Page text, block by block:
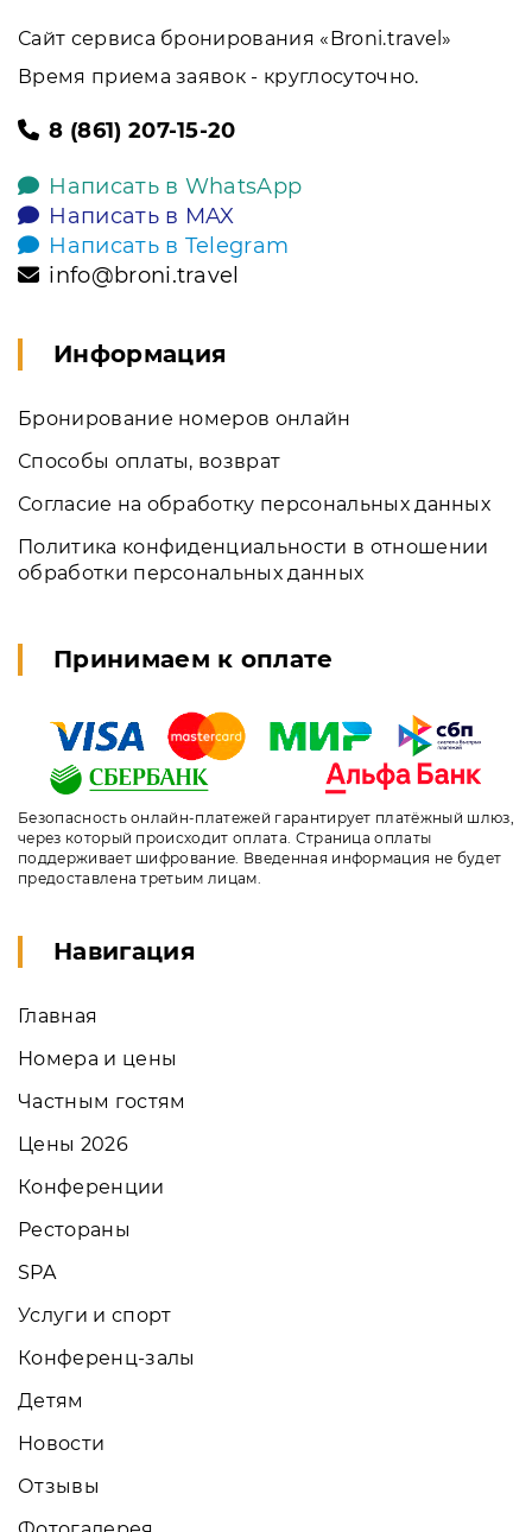
Сайт сервиса бронирования «Broni.travel»
Время приема заявок - круглосуточно.
8 (861) 207-15-20
Написать в WhatsApp
Написать в MAX
Написать в Telegram
info@broni.travel
Информация
Бронирование номеров онлайн
Способы оплаты, возврат
Согласие на обработку персональных данных
Политика конфиденциальности в отношении
обработки персональных данных
Принимаем к оплате
Безопасность онлайн-платежей гарантирует платёжный шлюз,
через который происходит оплата. Страница оплаты
поддерживает шифрование. Введенная информация не будет
предоставлена третьим лицам.
Навигация
Главная
Номера и цены
Частным гостям
Цены 2026
Конференции
Рестораны
SPA
Услуги и спорт
Конференц-залы
Детям
Новости
Отзывы